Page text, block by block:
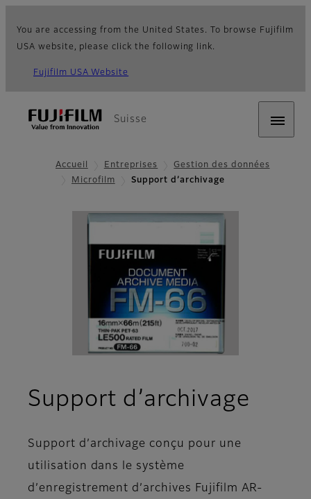
You are accessing from the United States. To browse Fujifilm
USA website, please click the following link.
Fujifilm USA Website
Suisse
Accueil Entreprises
Gestion des données
Microfilm
Support d’archivage
Support d’archivage
Support d’archivage conçu pour une
utilisation dans le système
d’enregistrement d’archives Fujifilm AR-